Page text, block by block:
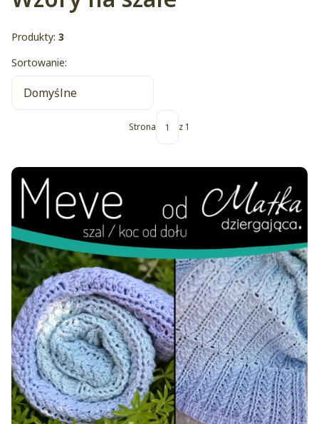
Produkty: 3
Lista produktów
Sortowanie:
Domyślne
Strona z 1